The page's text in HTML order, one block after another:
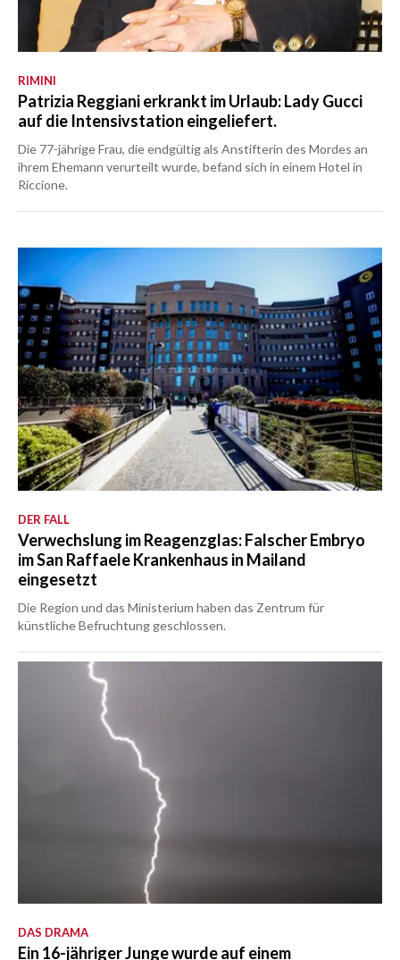
RIMINI
Patrizia Reggiani erkrankt im Urlaub: Lady Gucci
auf die Intensivstation eingeliefert.
Die 77-jährige Frau, die endgültig als Anstifterin des Mordes an
ihrem Ehemann verurteilt wurde, befand sich in einem Hotel in
Riccione.
DER FALL
Verwechslung im Reagenzglas: Falscher Embryo
im San Raffaele Krankenhaus in Mailand
eingesetzt
Die Region und das Ministerium haben das Zentrum für
künstliche Befruchtung geschlossen.
DAS DRAMA
Ein 16-jähriger Junge wurde auf einem